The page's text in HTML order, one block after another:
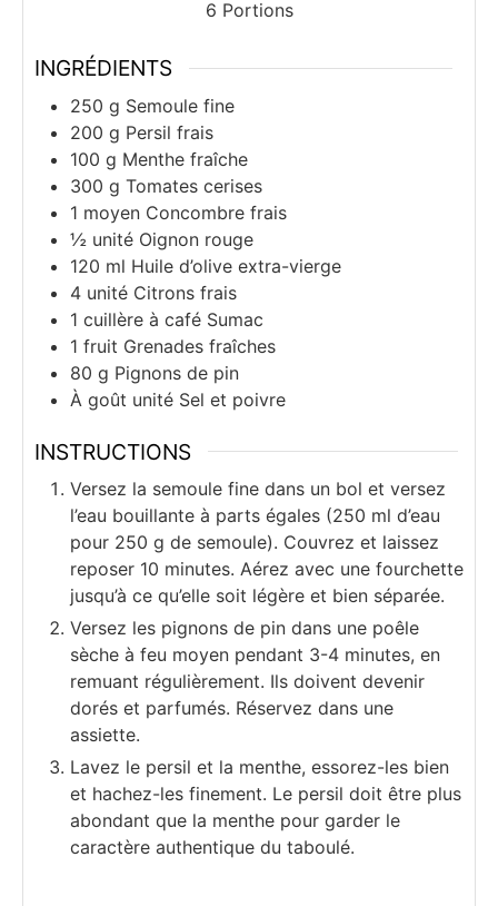
6 Portions
INGRÉDIENTS
250 g Semoule fine
200 g Persil frais
100 g Menthe fraîche
300 g Tomates cerises
1 moyen Concombre frais
½ unité Oignon rouge
120 ml Huile d’olive extra-vierge
4 unité Citrons frais
1 cuillère à café Sumac
1 fruit Grenades fraîches
80 g Pignons de pin
À goût unité Sel et poivre
INSTRUCTIONS
Versez la semoule fine dans un bol et versez
l’eau bouillante à parts égales (250 ml d’eau
pour 250 g de semoule). Couvrez et laissez
reposer 10 minutes. Aérez avec une fourchette
jusqu’à ce qu’elle soit légère et bien séparée.
Versez les pignons de pin dans une poêle
sèche à feu moyen pendant 3-4 minutes, en
remuant régulièrement. Ils doivent devenir
dorés et parfumés. Réservez dans une
assiette.
Lavez le persil et la menthe, essorez-les bien
et hachez-les finement. Le persil doit être plus
abondant que la menthe pour garder le
caractère authentique du taboulé.